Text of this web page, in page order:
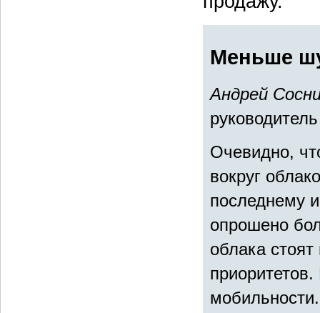
Меньше
Андрей
Очевидно,
вокруг
последнему
опрошено
облака